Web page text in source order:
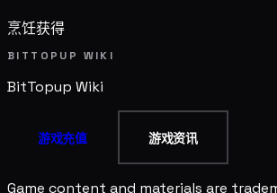
烹饪获得
BITTOPUP WIKI
BitTopup Wiki
游戏充值 游戏资讯
Game content and materials are